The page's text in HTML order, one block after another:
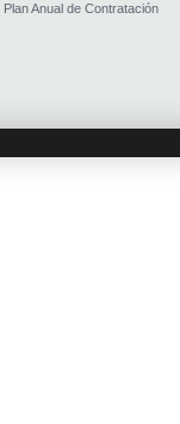
Plan Anual de Contratación